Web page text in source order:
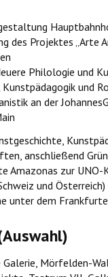
des Projektes „Arte
Philologie und
und
an der
anschließend
zur UNO-
und
unter dem
Galerie, Mörfelden-